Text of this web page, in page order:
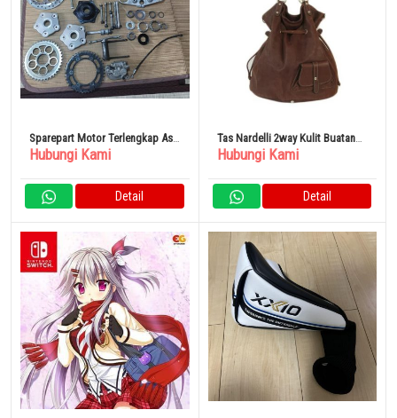
Sparepart Motor Terlengkap Asli
Dari Jepang
Hubungi Kami
Detail
Tas Nardelli 2way Kulit Buatan
Italia Coklat
Hubungi Kami
Detail